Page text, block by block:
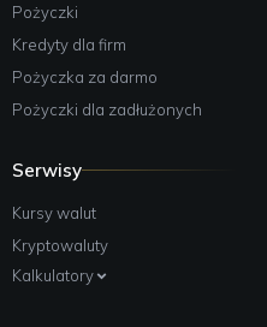
Pożyczki
Kredyty dla firm
Pożyczka za darmo
Pożyczki dla zadłużonych
Serwisy
Kursy walut
Kryptowaluty
Kalkulatory